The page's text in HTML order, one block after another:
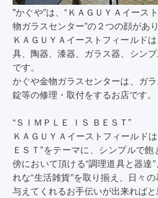
"かぐや”は、“ＫＡＧＵＹＡイース
物ガラスセンター”の２つの顔があり
ＫＡＧＵＹＡイーストフィールド
具、陶器、漆器、ガラス器、シン
です。
かぐや金物ガラスセンターは、ガ
錠等の修理・取付をするお店です。
“ＳＩＭＰＬＥ ＩＳ ＢＥＳＴ”
ＫＡＧＵＹＡイーストフィールド
ＥＳＴ”をテーマに、シンプルで
傍において頂ける“調理道具と器達
れな“生活雑貨”を取り揃え、日々
与えてくれるお手伝いが出来ればと